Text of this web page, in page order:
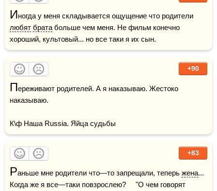
И
любят брата больше чем меня. Не фильм конечно
хороший, культовый... но все таки я их сын.
+90
Переживают родителей. А я наказываю. Жестоко
наказываю.
К\ф Наша Russia. Яйца судьбы
+83
Раньше мне родители что—то запрещали, теперь жена...